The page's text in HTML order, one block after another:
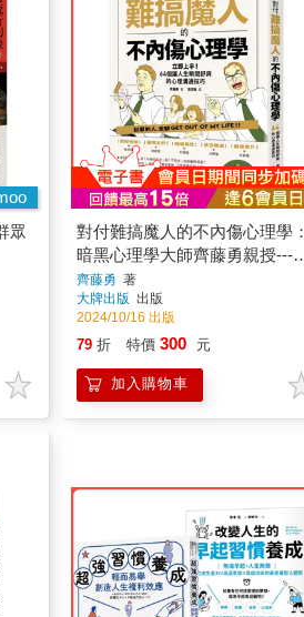
眾
對付難搞魔人的不內傷心理學：
暗黑心理學大師齊藤勇親授---
-64個讓人生瞬間舒爽的心理溝
通技巧(二
齊藤勇 著
大牌出版 出版
2024/10/16 出版
79 折 特價 300 元
加入購物車